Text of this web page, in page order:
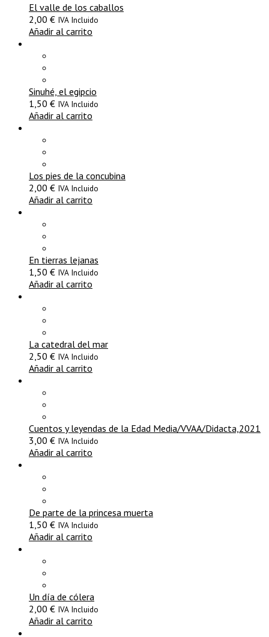
El valle de los caballos
2,00 € IVA Incluido
Añadir al carrito
Sinuhé, el egipcio
1,50 € IVA Incluido
Añadir al carrito
Los pies de la concubina
2,00 € IVA Incluido
Añadir al carrito
En tierras lejanas
1,50 € IVA Incluido
Añadir al carrito
La catedral del mar
2,50 € IVA Incluido
Añadir al carrito
Cuentos y leyendas de la Edad Media/VVAA/Didacta,2021
3,00 € IVA Incluido
Añadir al carrito
De parte de la princesa muerta
1,50 € IVA Incluido
Añadir al carrito
Un día de cólera
2,00 € IVA Incluido
Añadir al carrito